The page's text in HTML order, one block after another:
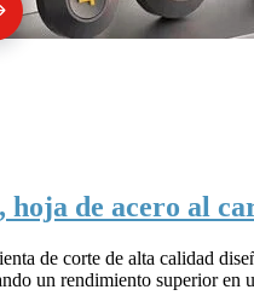
de acero al
de corte de alta calidad
un rendimiento superior en